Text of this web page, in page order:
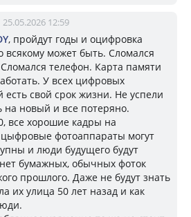
25.05.2026 12:59
, пройдут годы и оцифровка
всякому может быть. Сломался
телефон. Карта памяти
У всех цифровых
есть свой срок жизни. Не успели
на новый и все потеряно.
все хорошие кадры на
фотоаппараты могут
и люди будущего будут
бумажных, обычных фоток
прошлого. Даже не будут знать
их улица 50 лет назад и как